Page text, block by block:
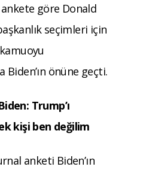
göre Donald
seçimleri için
Biden’ın önüne geçti.
Trump’ı
kişi ben değilim
anketi Biden’ın